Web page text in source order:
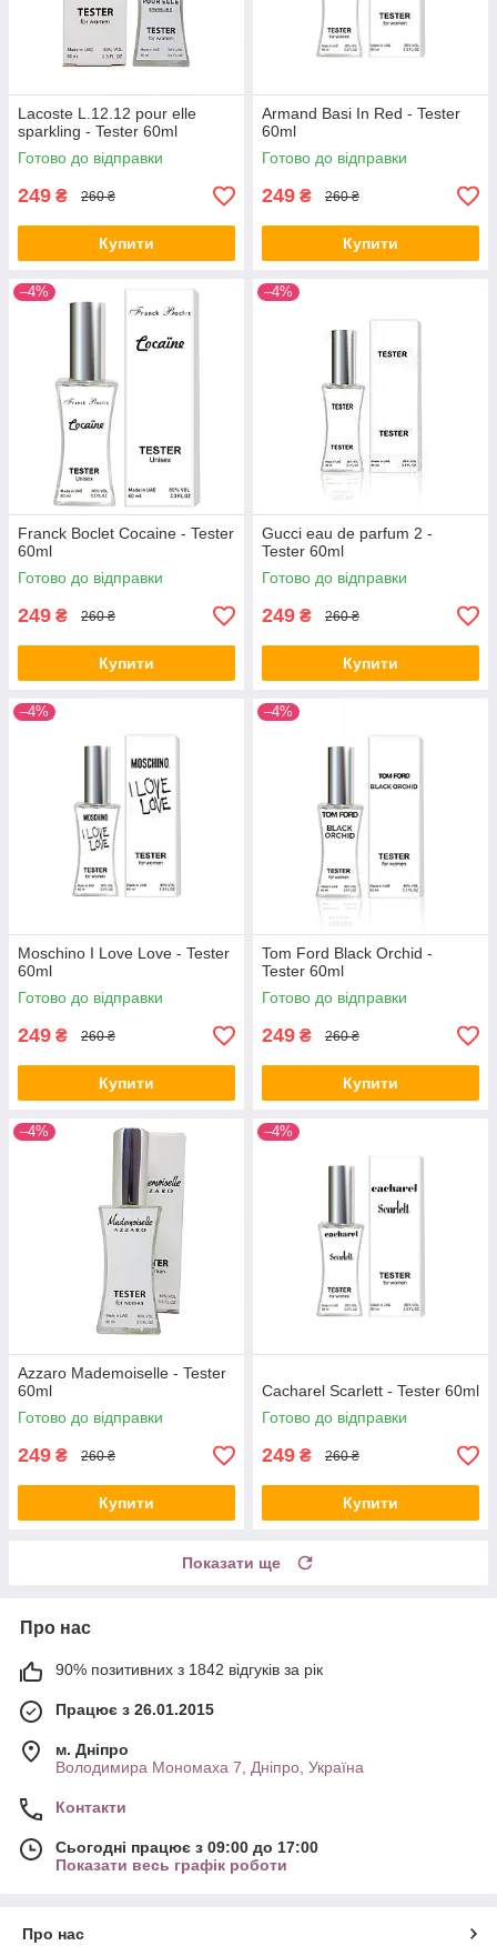
Lacoste L.12.12 pour elle
sparkling - Tester 60ml
Готово до відправки
249 ₴ 260 ₴
Купити
Armand Basi In Red - Tester
60ml
Готово до відправки
249 ₴ 260 ₴
Купити
–4%
Franck Boclet Cocaine - Tester
60ml
Готово до відправки
249 ₴ 260 ₴
Купити
–4%
Gucci eau de parfum 2 -
Tester 60ml
Готово до відправки
249 ₴ 260 ₴
Купити
–4%
Moschino I Love Love - Tester
60ml
Готово до відправки
249 ₴ 260 ₴
Купити
–4%
Tom Ford Black Orchid -
Tester 60ml
Готово до відправки
249 ₴ 260 ₴
Купити
–4%
Azzaro Mademoiselle - Tester
60ml
Готово до відправки
249 ₴ 260 ₴
Купити
–4%
Cacharel Scarlett - Tester 60ml
Готово до відправки
249 ₴ 260 ₴
Купити
Показати ще
Про нас
90% позитивних з 1842 відгуків за рік
Працює з 26.01.2015
м. Дніпро
Володимира Мономаха 7, Дніпро, Україна
Контакти
Сьогодні працює з 09:00 до 17:00
Показати весь графік роботи
Про нас